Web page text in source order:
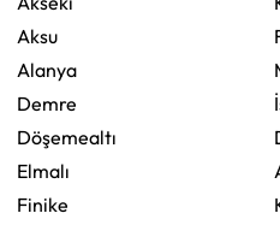
Aksu
Alanya
Demre
Döşemealtı
Elmalı
Finike